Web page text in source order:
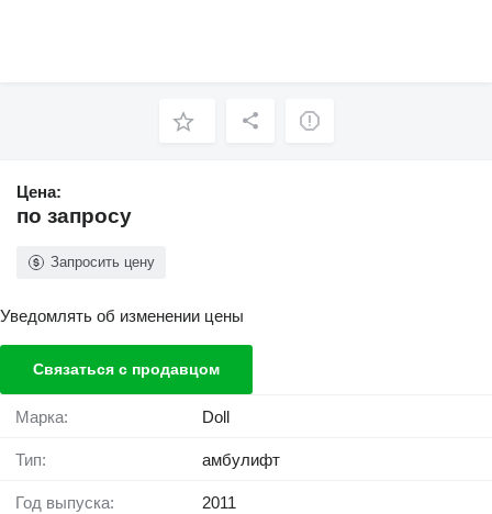
Цена:
по запросу
Запросить цену
Уведомлять об изменении цены
Связаться с продавцом
Марка: Doll
Тип: амбулифт
Год выпуска: 2011